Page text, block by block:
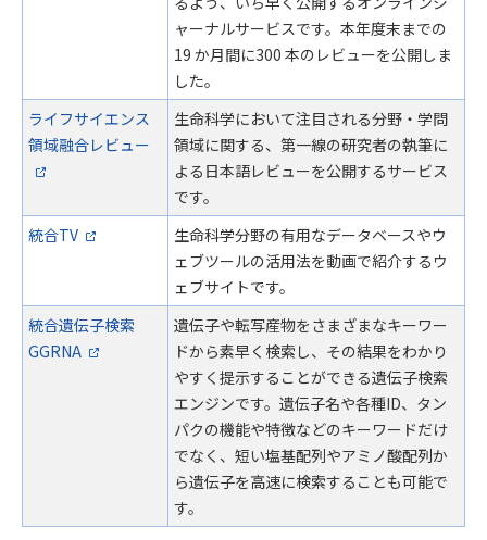
ャーナルサービスです。本年度末までの
19 か月間に300 本のレビューを公開しま
した。
ライフサイエンス
領域融合レビュー
生命科学において注目される分野・学問
領域に関する、第一線の研究者の執筆に
よる日本語レビューを公開するサービス
です。
統合TV
生命科学分野の有用なデータベースやウ
ェブツールの活用法を動画で紹介するウ
ェブサイトです。
統合遺伝子検索
GGRNA
遺伝子や転写産物をさまざまなキーワー
ドから素早く検索し、その結果をわかり
やすく提示することができる遺伝子検索
エンジンです。遺伝子名や各種ID、タン
パクの機能や特徴などのキーワードだけ
でなく、短い塩基配列やアミノ酸配列か
ら遺伝子を高速に検索することも可能で
す。